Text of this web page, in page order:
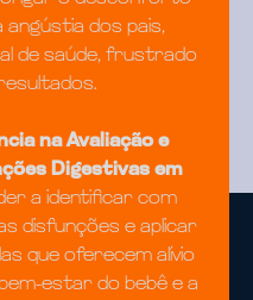
angústia dos pais,
de saúde, frustrado
na Avaliação e
Digestivas em
a identificar com
disfunções e aplicar
que oferecem alívio
estar do bebê e a